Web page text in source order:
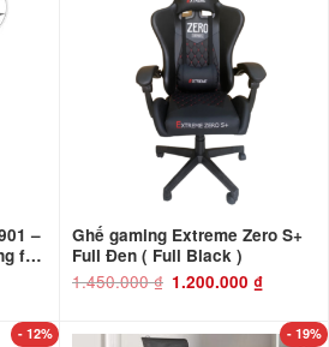
–
full
Ghế gaming Extreme Zero S+
Full Đen ( Full Black )
1.450.000₫ Giá
gốc
1.200.000₫Giá
hiện
1.200.000
- 12% - 19%